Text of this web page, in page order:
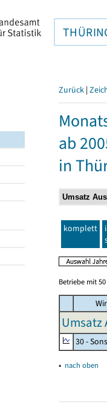
Zurück |
ab
in
komplett
Betriebe mit
Umsatz
30 -
▴ nach oben